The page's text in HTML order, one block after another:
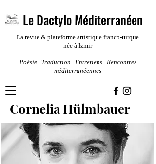
Le Dactylo Méditerranéen
La revue & plateforme artistique franco-turque
née à Izmir
Poésie · Traduction · Entretiens · Rencontres
méditerranéennes
Cornelia Hülmbauer